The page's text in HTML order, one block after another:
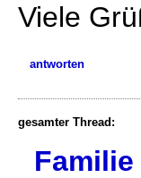
Viele
antworten
gesamter Thread: